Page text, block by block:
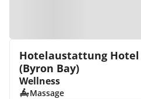
Hotelaustattung
(Byron Bay)
Wellness
Massage